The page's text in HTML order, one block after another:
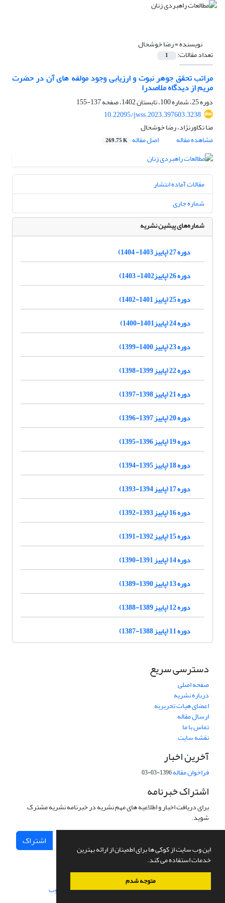
این وب سایت از کوکی ها برای اطمینان از ارائه بهترین
خدمات استفاده می کند.
متوجه شدم
نویسنده =رضا خوشحال
تعداد مقالات: 1
مراتب تحقق جوهر نبوت و ارزیابی وجود مولفه های آن در حضرت
مریم از دیدگاه ملاصدرا
دوره 25، شماره 100، تابستان 1402، صفحه
137-155
10.22095/jwss.2023.397603.3238
منا تکاورنژاد، رضا خوشحال
مشاهده مقاله
اصل مقاله 269.75 K
مقالات آماده انتشار
شماره جاری
شماره‌های پیشین نشریه
دوره 27 (پاییز 1403- 1404)
دوره 26 (پاییز1402- 1403)
دوره 25 (پاییز 1401-1402)
دوره 24 (پاییز1401-1400)
دوره 23 (پاییز 1400-1399)
دوره 22 (پاییز 1399-1398)
دوره 21 (پاییز 1398-1397)
دوره 20 (پاییز 1397-1396)
دوره 19 (پاییز 1396-1395)
دوره 18 (پاییز 1395-1394)
دوره 17 (پاییز 1394-1393)
دوره 16 (پاییز 1393-1392)
دوره 15 (پاییز 1392-1391)
دوره 14 (پاییز 1391-1390)
دوره 13 (پاییز 1390-1389)
دوره 12 (پاییز 1389-1388)
دوره 11 (پاییز 1388-1387)
دسترسی سریع
صفحه اصلی
درباره نشریه
اعضای هیات تحریریه
ارسال مقاله
تماس با ما
نقشه سایت
آخرین اخبار
فراخوان مقاله1396-03-03
اشتراک خبرنامه
برای دریافت اخبار و اطلاعیه های مهم نشریه در خبرنامه نشریه مشترک
شوید.
اشتراک
سامانه مدیریت نشریات علمی.طراحی و پیاده سازی از سیناوب